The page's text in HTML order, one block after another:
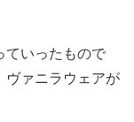
ていったもので
ヴァニラウェアが